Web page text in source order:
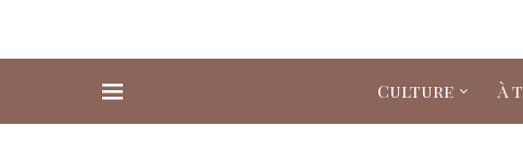
Culture À
Search for: